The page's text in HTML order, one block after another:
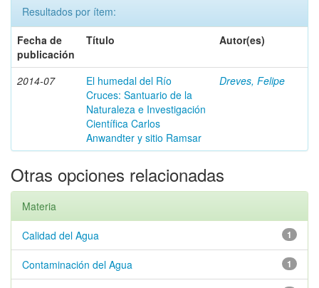
Resultados por ítem:
Fecha de
publicación
Título Autor(es)
2014-07
El humedal del Río
Cruces: Santuario de la
Naturaleza e Investigación
Científica Carlos
Anwandter y sitio Ramsar
Dreves, Felipe
Otras opciones relacionadas
Materia
1
Calidad del Agua
1
Contaminación del Agua